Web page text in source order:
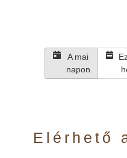
A mai
napon
Elérhető